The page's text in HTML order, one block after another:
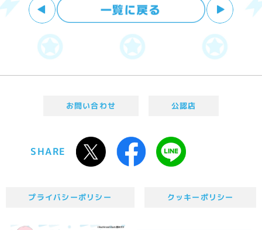
お問い合わせ 公認店
SHARE
プライバシーポリシー クッキーポリシー